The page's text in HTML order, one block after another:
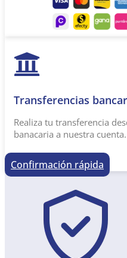
Transferencias
Realiza tu transferencia
banacaria a nuestra cuenta.
Confirmación rápida